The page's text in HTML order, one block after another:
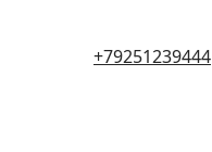
+79251239444